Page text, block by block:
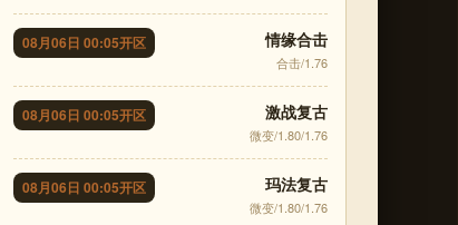
08月06日 00:05开区 情缘合击
合击/1.76
08月06日 00:05开区 激战复古
微变/1.80/1.76
08月06日 00:05开区 玛法复古
微变/1.80/1.76